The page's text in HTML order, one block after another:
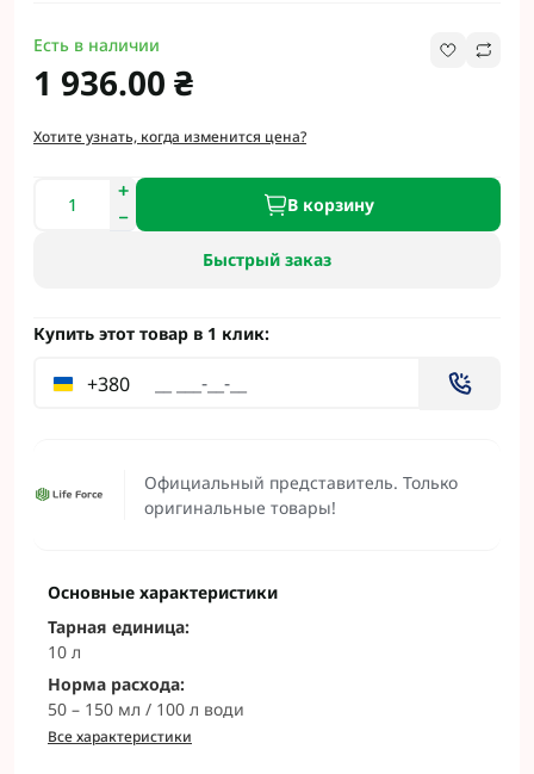
Официальный представитель. Только
оригинальные товары!
Есть в наличии
1 936.00 ₴
Хотите узнать, когда изменится цена?
В корзину
Быстрый заказ
Купить этот товар в 1 клик:
+380
Основные характеристики
Тарная единица:
10 л
Норма расхода:
50 – 150 мл / 100 л води
Все характеристики